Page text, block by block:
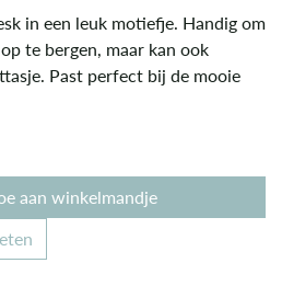
in een leuk motiefje. Handig om
te bergen, maar kan ook
Past perfect bij de mooie
aan winkelmandje